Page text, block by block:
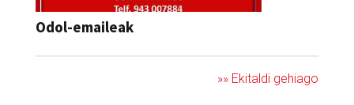
Odol-emaileak
»» Ekitaldi gehiago